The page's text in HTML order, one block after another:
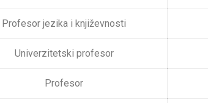
Profesor jezika i književnosti
Univerzitetski profesor
Profesor